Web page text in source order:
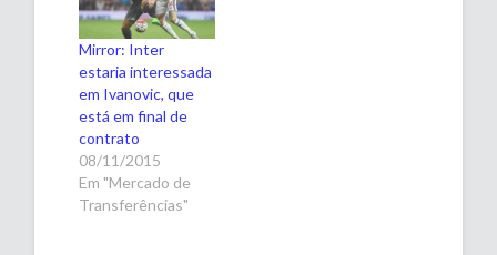
Mirror: Inter
estaria interessada
em Ivanovic, que
está em final de
contrato
08/11/2015
Em "Mercado de
Transferências"